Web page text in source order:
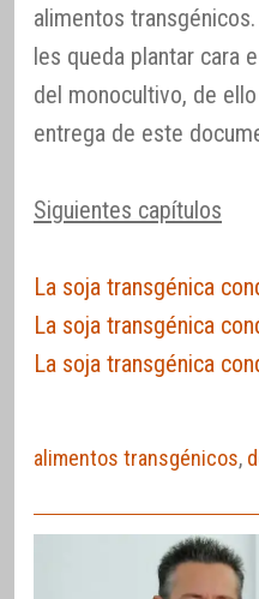
alimentos
les queda plantar cara
del monocultivo, de
entrega de este
Siguientes capítulos
La soja transgénica
La soja transgénica
La soja transgénica
alimentos transgénicos,